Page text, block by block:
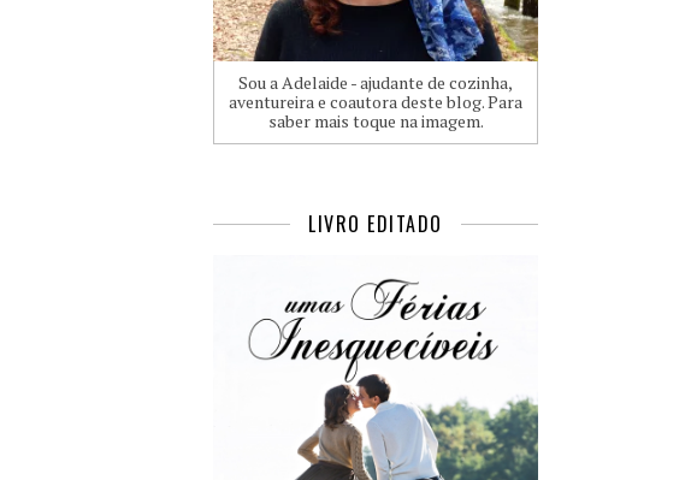
Sou a Adelaide - ajudante de cozinha,
aventureira e coautora deste blog. Para
saber mais toque na imagem.
LIVRO EDITADO